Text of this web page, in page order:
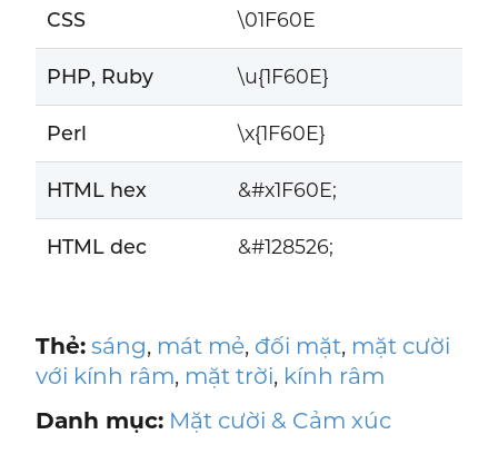
CSS \01F60E
PHP, Ruby \u{1F60E}
Perl \x{1F60E}
HTML hex &#x1F60E;
HTML dec &#128526;
Thẻ: sáng, mát mẻ, đối mặt, mặt cười
với kính râm, mặt trời, kính râm
Danh mục: Mặt cười & Cảm xúc